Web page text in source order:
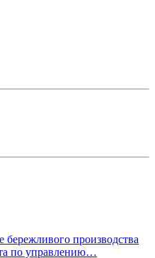
бережливого производства
по управлению…